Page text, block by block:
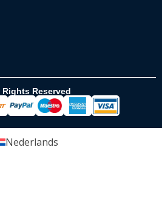
Rights Reserved
Nederlands